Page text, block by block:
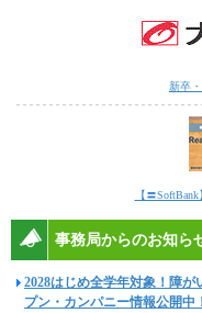
新卒
【〓
事務局からのお知ら
2028はじめ全学年対象！障
プン・カンパニー情報公開中！